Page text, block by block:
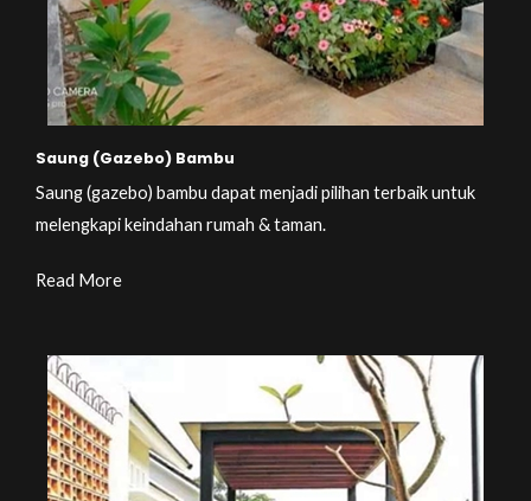
Saung (Gazebo) Bambu
Saung (gazebo) bambu dapat menjadi pilihan terbaik untuk
melengkapi keindahan rumah & taman.
Read More